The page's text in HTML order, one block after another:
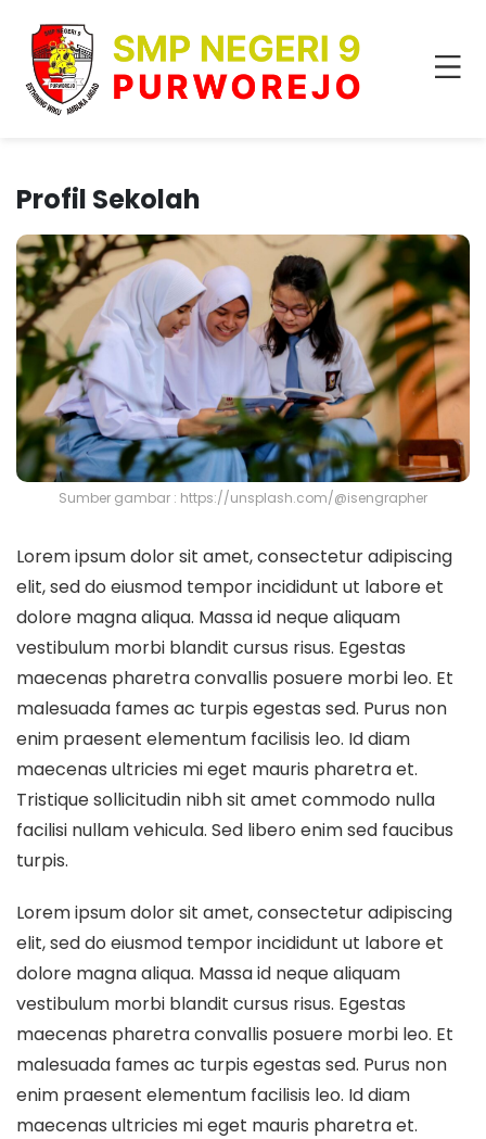
Profil Sekolah
Sumber gambar : https://unsplash.com/@isengrapher
Lorem ipsum dolor sit amet, consectetur adipiscing
elit, sed do eiusmod tempor incididunt ut labore et
dolore magna aliqua. Massa id neque aliquam
vestibulum morbi blandit cursus risus. Egestas
maecenas pharetra convallis posuere morbi leo. Et
malesuada fames ac turpis egestas sed. Purus non
enim praesent elementum facilisis leo. Id diam
maecenas ultricies mi eget mauris pharetra et.
Tristique sollicitudin nibh sit amet commodo nulla
facilisi nullam vehicula. Sed libero enim sed faucibus
turpis.
Lorem ipsum dolor sit amet, consectetur adipiscing
elit, sed do eiusmod tempor incididunt ut labore et
dolore magna aliqua. Massa id neque aliquam
vestibulum morbi blandit cursus risus. Egestas
maecenas pharetra convallis posuere morbi leo. Et
malesuada fames ac turpis egestas sed. Purus non
enim praesent elementum facilisis leo. Id diam
maecenas ultricies mi eget mauris pharetra et.